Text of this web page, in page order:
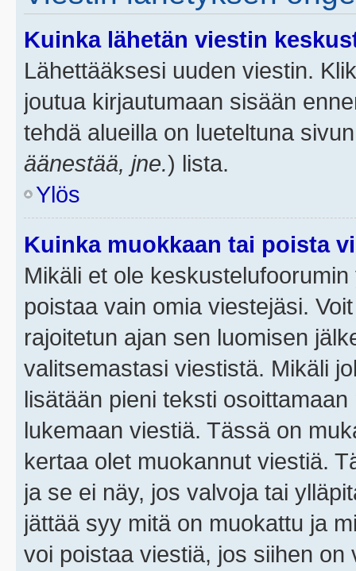
Kuinka lähetän viestin
Lähettääksesi uuden viestin.
joutua kirjautumaan sisään
tehdä alueilla on lueteltuna
äänestää, jne.) lista.
Ylös
Kuinka muokkaan tai poista
Mikäli et ole
poistaa vain omia viestejäsi.
rajoitetun ajan sen luomisen
valitsemastasi viestistä. Mikäli
lisätään pieni teksti
lukemaan viestiä. Tässä on
kertaa olet muokannut viestiä.
ja se ei näy, jos valvoja tai
jättää syy mitä on muokattu ja
voi poistaa viestiä, jos siihen on